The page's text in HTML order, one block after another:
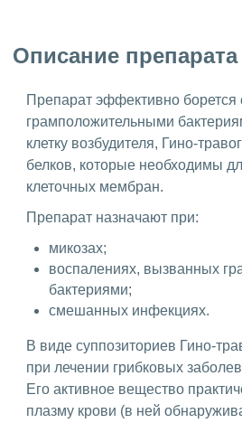
Описание препарата
Препарат эффективно борется
грамположительными
клетку возбудителя, Гино-
белков, которые необходимы
клеточных мембран.
Препарат назначают при:
микозах;
воспалениях, вызванных
бактериями;
смешанных инфекциях.
В виде суппозиториев Гино-
при лечении грибковых
Его активное вещество
плазму крови (в ней